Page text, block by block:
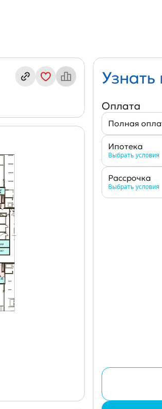
Узнать
Оплата
Полная
Ипотека
Выбрать условия
Рассрочка
Выбрать условия